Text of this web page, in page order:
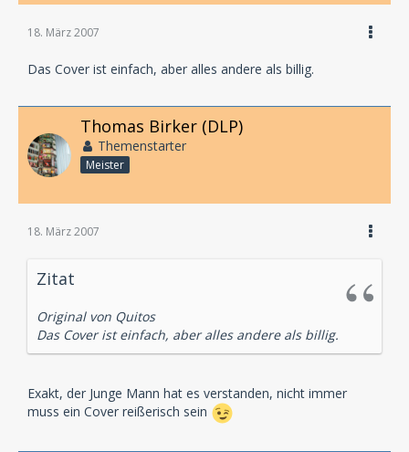
18. März 2007
Das Cover ist einfach, aber alles andere als billig.
Thomas Birker (DLP)
Themenstarter
Meister
18. März 2007
Zitat
Original von Quitos
Das Cover ist einfach, aber alles andere als billig.
Exakt, der Junge Mann hat es verstanden, nicht immer
muss ein Cover reißerisch sein